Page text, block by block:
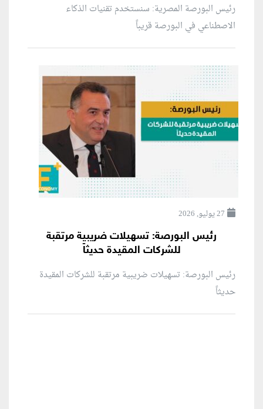
رئيس البورصة المصرية: سنستخدم تقنيات الذكاء
الاصطناعي في البورصة قريباً
27 يوليو, 2026
رئيس البورصة: تسهيلات ضريبية مرتقبة
للشركات المقيدة حديثاً
رئيس البورصة: تسهيلات ضريبية مرتقبة للشركات المقيدة
حديثاً